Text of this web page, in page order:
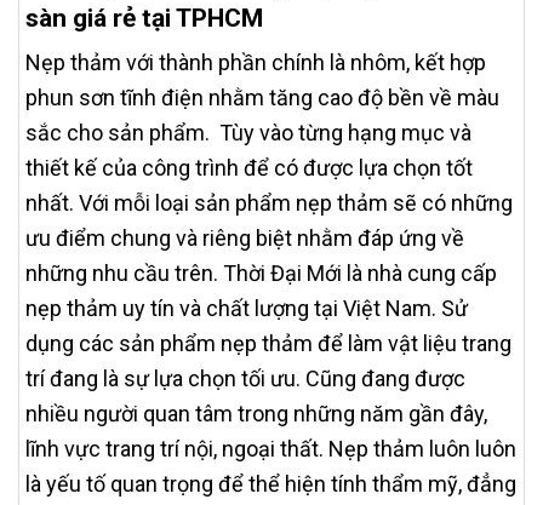
sàn giá rẻ tại TPHCM
Nẹp thảm với thành phần chính là nhôm, kết hợp
phun sơn tĩnh điện nhằm tăng cao độ bền về màu
sắc cho sản phẩm. Tùy vào từng hạng mục và
thiết kế của công trình để có được lựa chọn tốt
nhất. Với mỗi loại sản phẩm nẹp thảm sẽ có những
ưu điểm chung và riêng biệt nhằm đáp ứng về
những nhu cầu trên. Thời Đại Mới là nhà cung cấp
nẹp thảm uy tín và chất lượng tại Việt Nam. Sử
dụng các sản phẩm nẹp thảm để làm vật liệu trang
trí đang là sự lựa chọn tối ưu. Cũng đang được
nhiều người quan tâm trong những năm gần đây,
lĩnh vực trang trí nội, ngoại thất. Nẹp thảm luôn luôn
là yếu tố quan trọng để thể hiện tính thẩm mỹ, đẳng